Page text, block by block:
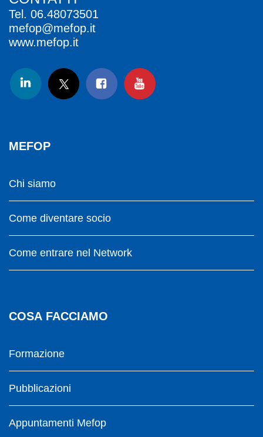
Tel. 06.48073501
mefop@mefop.it
www.mefop.it
MEFOP
Chi siamo
Come diventare socio
Come entrare nel Network
COSA FACCIAMO
Formazione
Pubblicazioni
Appuntamenti Mefop